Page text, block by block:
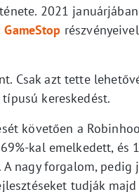
2021
Csak azt tette
kereskedést.
követően a
kal emelkedett, és
nagy forgalom,
tudják